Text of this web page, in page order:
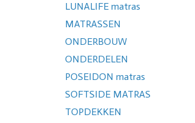
LUNALIFE matras
MATRASSEN
ONDERBOUW
ONDERDELEN
POSEIDON matras
SOFTSIDE MATRAS
TOPDEKKEN